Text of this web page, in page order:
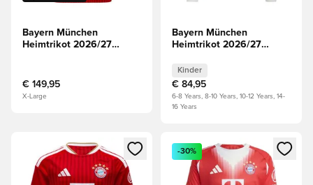
Bayern München
Heimtrikot 2026/27
€ 149,95
X-Large
Bayern München
Heimtrikot 2026/27
Oberteile
Kinder
€ 84,95
6-8 Years, 8-10 Years, 10-12 Years, 14-
16 Years
Öffnet ein Fenster zum Anmelden oder Registrieren als
Öffnet ein Fenster zum
-30%